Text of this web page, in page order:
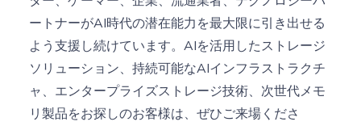
ートナーがAI時代の潜在能力を最大限に引き出せる
よう支援し続けています。AIを活用したストレージ
ソリューション、持続可能なAIインフラストラクチ
ャ、エンタープライズストレージ技術、次世代メモ
リ製品をお探しのお客様は、ぜひご来場くださ